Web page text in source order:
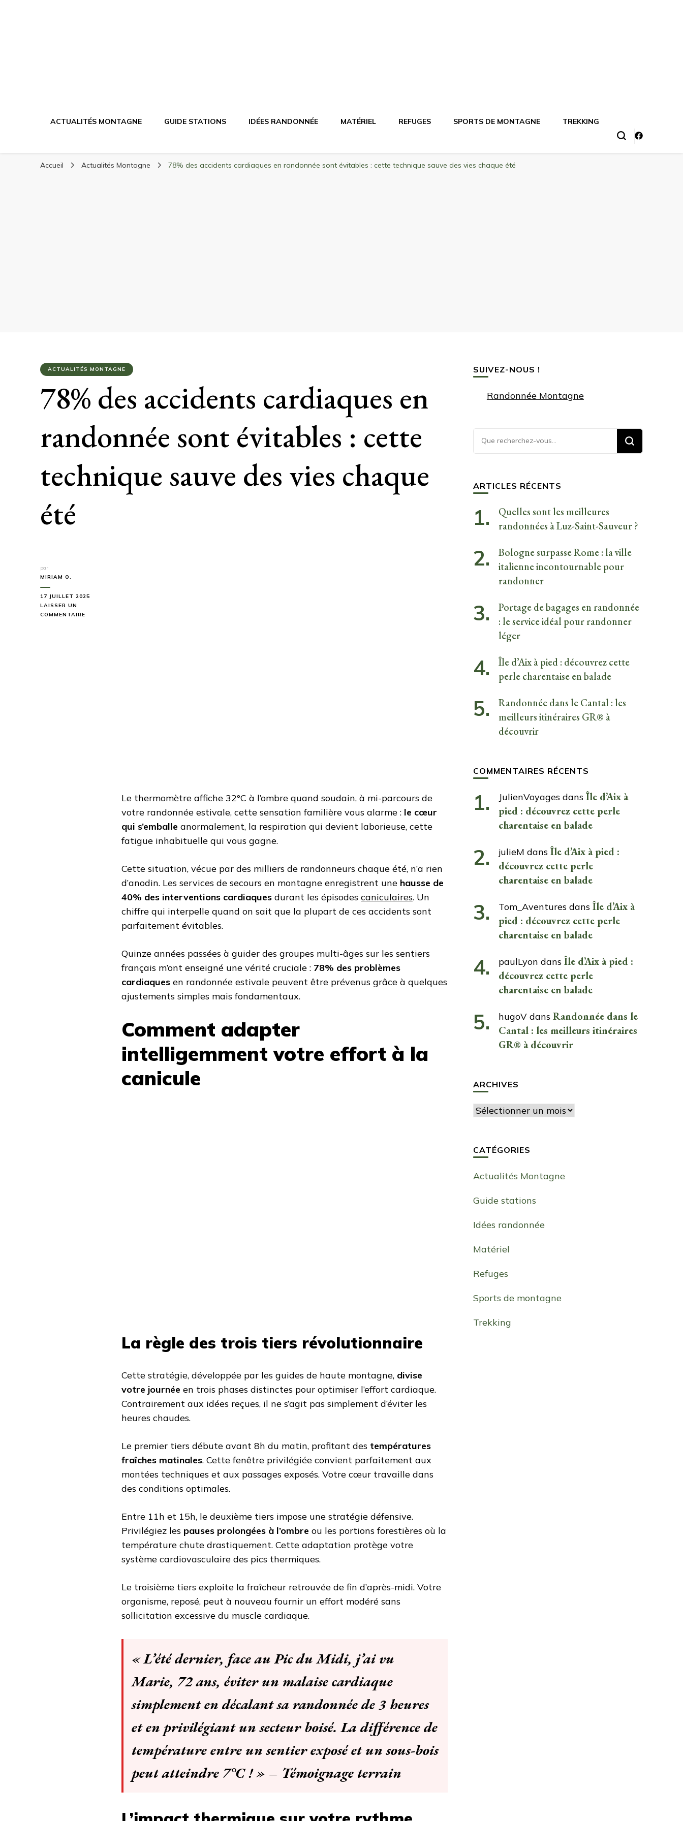
Randonnée Montagne
ACTUALITÉS MONTAGNE GUIDE STATIONS IDÉES RANDONNÉE MATÉRIEL REFUGES SPORTS DE MONTAGNE TREKKING
Accueil Actualités Montagne 78% des accidents cardiaques en randonnée sont évitables : cette technique sauve des vies chaque été
ACTUALITÉS MONTAGNE
78% des accidents cardiaques en
randonnée sont évitables : cette
technique sauve des vies chaque
été
par
MIRIAM O.
17 JUILLET 2025
LAISSER UN
COMMENTAIRE
Le thermomètre affiche 32°C à l’ombre quand soudain, à mi-parcours de
votre randonnée estivale, cette sensation familière vous alarme : le cœur
qui s’emballe anormalement, la respiration qui devient laborieuse, cette
fatigue inhabituelle qui vous gagne.
Cette situation, vécue par des milliers de randonneurs chaque été, n’a rien
d’anodin. Les services de secours en montagne enregistrent une hausse de
40% des interventions cardiaques durant les épisodes caniculaires. Un
chiffre qui interpelle quand on sait que la plupart de ces accidents sont
parfaitement évitables.
Quinze années passées à guider des groupes multi-âges sur les sentiers
français m’ont enseigné une vérité cruciale : 78% des problèmes
cardiaques en randonnée estivale peuvent être prévenus grâce à quelques
ajustements simples mais fondamentaux.
Comment adapter
intelligemment votre effort à la
canicule
La règle des trois tiers révolutionnaire
Cette stratégie, développée par les guides de haute montagne, divise
votre journée en trois phases distinctes pour optimiser l’effort cardiaque.
Contrairement aux idées reçues, il ne s’agit pas simplement d’éviter les
heures chaudes.
Le premier tiers débute avant 8h du matin, profitant des températures
fraîches matinales. Cette fenêtre privilégiée convient parfaitement aux
montées techniques et aux passages exposés. Votre cœur travaille dans
des conditions optimales.
Entre 11h et 15h, le deuxième tiers impose une stratégie défensive.
Privilégiez les pauses prolongées à l’ombre ou les portions forestières où la
température chute drastiquement. Cette adaptation protège votre
système cardiovasculaire des pics thermiques.
Le troisième tiers exploite la fraîcheur retrouvée de fin d’après-midi. Votre
organisme, reposé, peut à nouveau fournir un effort modéré sans
sollicitation excessive du muscle cardiaque.
« L’été dernier, face au Pic du Midi, j’ai vu
Marie, 72 ans, éviter un malaise cardiaque
simplement en décalant sa randonnée de 3 heures
et en privilégiant un secteur boisé. La différence de
température entre un sentier exposé et un sous-bois
peut atteindre 7°C ! » – Témoignage terrain
SUIVEZ-NOUS !
Randonnée Montagne
Vous
recherchiez
ARTICLES RÉCENTS
Quelles sont les meilleures
randonnées à Luz-Saint-Sauveur ?
Bologne surpasse Rome : la ville
italienne incontournable pour
randonner
Portage de bagages en randonnée
: le service idéal pour randonner
léger
Île d’Aix à pied : découvrez cette
perle charentaise en balade
Randonnée dans le Cantal : les
meilleurs itinéraires GR® à
découvrir
COMMENTAIRES RÉCENTS
JulienVoyagesdans Île d’Aix à
pied : découvrez cette perle
charentaise en balade
julieM dans Île d’Aix à pied :
découvrez cette perle
charentaise en balade
Tom_Aventuresdans Île d’Aix à
pied : découvrez cette perle
charentaise en balade
paulLyon dans Île d’Aix à pied :
découvrez cette perle
charentaise en balade
hugoVdans Randonnée dans le
Cantal : les meilleurs itinéraires
GR® à découvrir
ARCHIVES
Archives
CATÉGORIES
Actualités Montagne
Guide stations
Idées randonnée
Matériel
Refuges
Sports de montagne
Trekking